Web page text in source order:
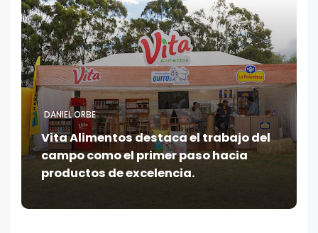
DANIEL ORBE
Vita Alimentos destaca el trabajo del
campo como el primer paso hacia
productos de excelencia.